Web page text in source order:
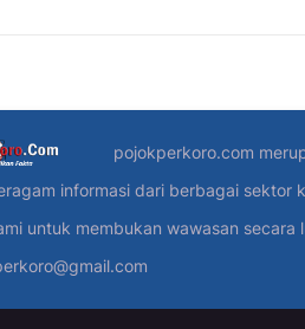
pojokperkoro.com
informasi dari berbagai sektor
untuk membukan wawasan secara